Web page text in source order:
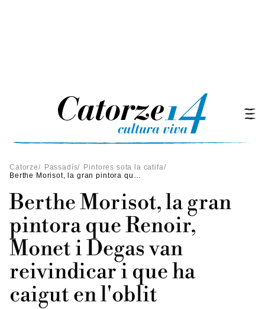
Catorze/ Passadís/ Pintores sota la catifa/
Berthe Morisot, la gran pintora que Renoir, Monet i Degas van reivindicar i que ha caigut en l'oblit
Berthe Morisot, la gran
pintora que Renoir,
Monet i Degas van
reivindicar i que ha
caigut en l'oblit